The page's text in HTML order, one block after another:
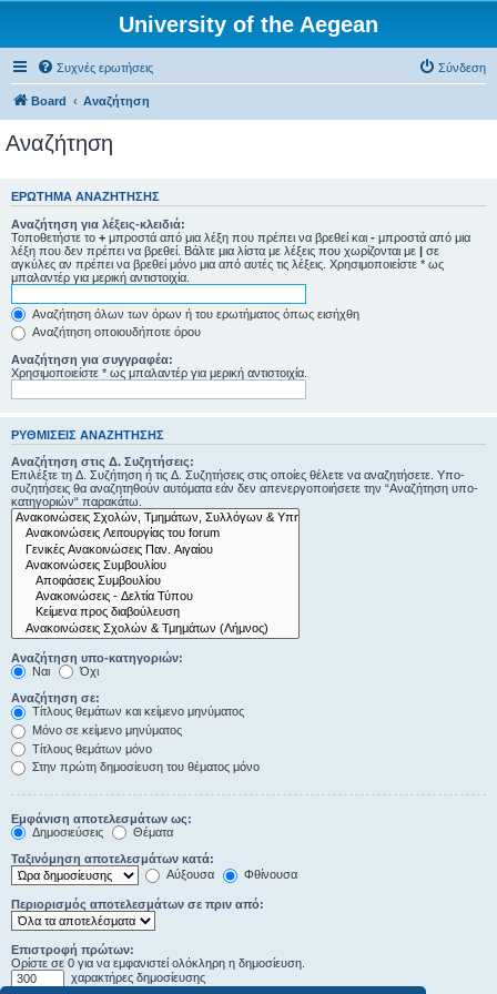
University of the Aegean
Συχνές ερωτήσεις Σύνδεση
Board Αναζήτηση
Αναζήτηση
ΕΡΏΤΗΜΑ ΑΝΑΖΉΤΗΣΗΣ
Αναζήτηση για λέξεις-κλειδιά:
Τοποθετήστε το + μπροστά από μια λέξη που πρέπει να βρεθεί και - μπροστά από μια
λέξη που δεν πρέπει να βρεθεί. Βάλτε μια λίστα με λέξεις που χωρίζονται με | σε
αγκύλες αν πρέπει να βρεθεί μόνο μια από αυτές τις λέξεις. Χρησιμοποιείστε * ως
μπαλαντέρ για μερική αντιστοιχία.
Αναζήτηση όλων των όρων ή του ερωτήματος όπως εισήχθη
Αναζήτηση οποιουδήποτε όρου
Αναζήτηση για συγγραφέα:
Χρησιμοποιείστε * ως μπαλαντέρ για μερική αντιστοιχία.
ΡΥΘΜΊΣΕΙΣ ΑΝΑΖΉΤΗΣΗΣ
Αναζήτηση στις Δ. Συζητήσεις:
Επιλέξτε τη Δ. Συζήτηση ή τις Δ. Συζητήσεις στις οποίες θέλετε να αναζητήσετε. Υπο-
συζητήσεις θα αναζητηθούν αυτόματα εάν δεν απενεργοποιήσετε την “Αναζήτηση υπο-
κατηγοριών“ παρακάτω.
Αναζήτηση υπο-κατηγοριών:
Ναι
Όχι
Αναζήτηση σε:
Τίτλους θεμάτων και κείμενο μηνύματος
Μόνο σε κείμενο μηνύματος
Τίτλους θεμάτων μόνο
Στην πρώτη δημοσίευση του θέματος μόνο
Εμφάνιση αποτελεσμάτων ως:
Δημοσιεύσεις
Θέματα
Ταξινόμηση αποτελεσμάτων κατά:
Αύξουσα
Φθίνουσα
Περιορισμός αποτελεσμάτων σε πριν από:
Επιστροφή πρώτων:
Ορίστε σε 0 για να εμφανιστεί ολόκληρη η δημοσίευση.
χαρακτήρες δημοσίευσης